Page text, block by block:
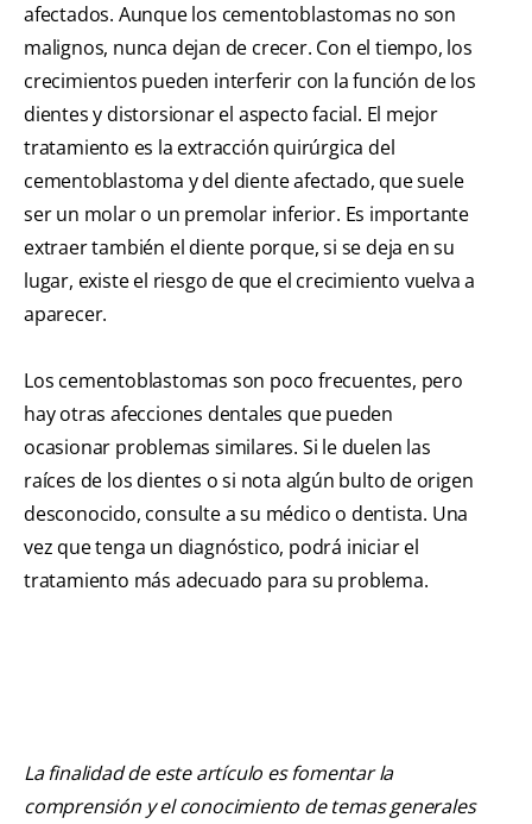
afectados. Aunque los cementoblastomas no son
malignos, nunca dejan de crecer. Con el tiempo, los
crecimientos pueden interferir con la función de los
dientes y distorsionar el aspecto facial. El mejor
tratamiento es la extracción quirúrgica del
cementoblastoma y del diente afectado, que suele
ser un molar o un premolar inferior. Es importante
extraer también el diente porque, si se deja en su
lugar, existe el riesgo de que el crecimiento vuelva a
aparecer.
Los cementoblastomas son poco frecuentes, pero
hay otras afecciones dentales que pueden
ocasionar problemas similares. Si le duelen las
raíces de los dientes o si nota algún bulto de origen
desconocido, consulte a su médico o dentista. Una
vez que tenga un diagnóstico, podrá iniciar el
tratamiento más adecuado para su problema.
La finalidad de este artículo es fomentar la
comprensión y el conocimiento de temas generales